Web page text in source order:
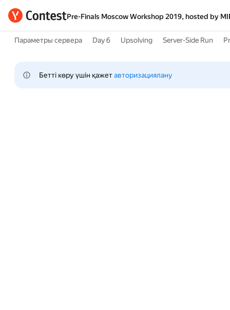
Pre-Finals Moscow Workshop 2019, hosted by
Параметры сервера Day 6 Upsolving Server-Side Run
Бетті көру үшін қажет авторизациялану